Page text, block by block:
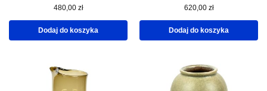
480,00 zł
Dodaj do koszyka
620,00 zł
Dodaj do koszyka